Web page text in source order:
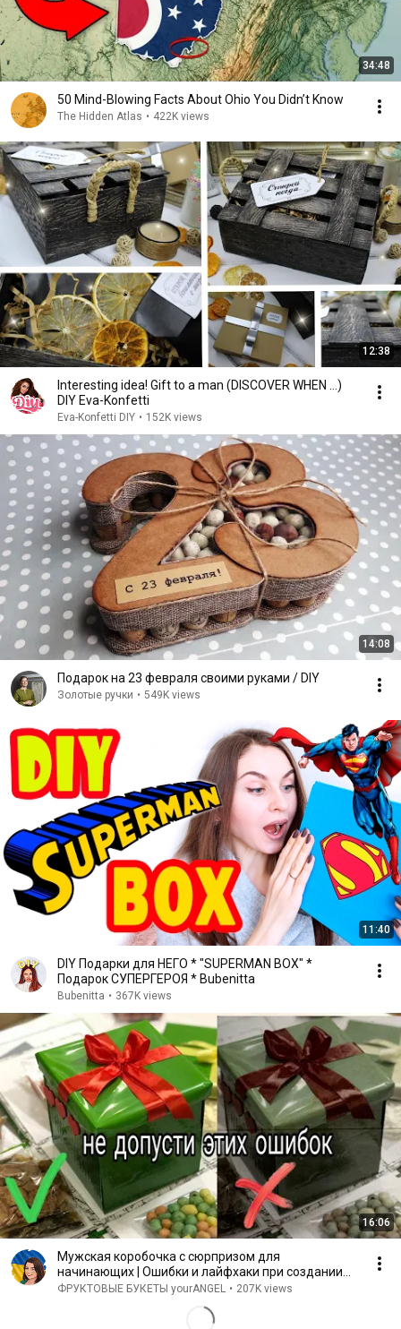
34:48
50 Mind-Blowing Facts About Ohio You Didn’t Know
The Hidden Atlas • 422K views
12:38
Interesting idea! Gift to a man (DISCOVER WHEN ...)
DIY Eva-Konfetti
Eva-Konfetti DIY • 152K views
14:08
Подарок на 23 февраля своими руками / DIY
Золотые ручки • 549K views
11:40
DIY Подарки для НЕГО * "SUPERMAN BOX" *
Подарок СУПЕРГЕРОЯ * Bubenitta
Bubenitta • 367K views
16:06
Мужская коробочка с сюрпризом для
начинающих | Ошибки и лайфхаки при создании
подарочной коробки
ФРУКТОВЫЕ БУКЕТЫ yourANGEL • 207K views